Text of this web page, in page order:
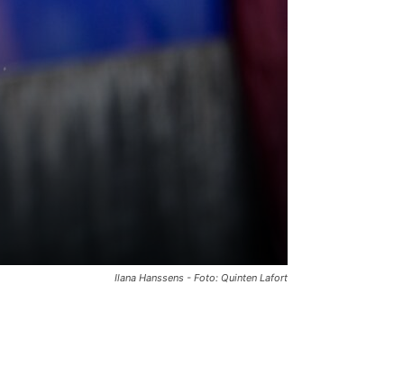
Ilana Hanssens - Foto: Quinten Lafort